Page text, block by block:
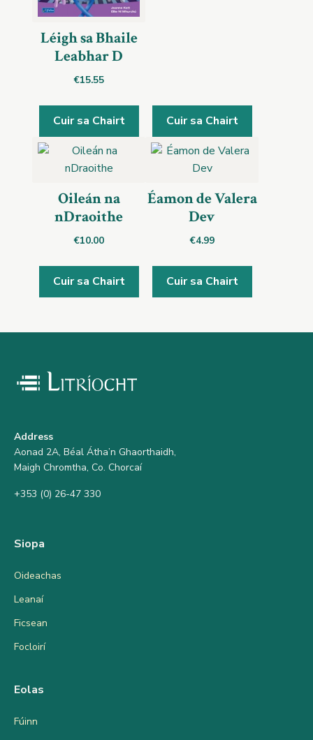
Léigh sa Bhaile
Leabhar D
€15.55
Cuir sa Chairt Cuir sa Chairt
Oileán na
nDraoithe
€10.00
Cuir sa Chairt
Éamon de Valera
Dev
€4.99
Cuir sa Chairt
Address
Aonad 2A, Béal Átha’n Ghaorthaidh,
Maigh Chromtha, Co. Chorcaí
+353 (0) 26-47 330
Siopa
Oideachas
Leanaí
Ficsean
Focloirí
Eolas
Fúinn